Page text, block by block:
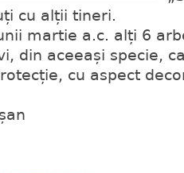
cu alții tineri.
martie a.c. alți 6
din aceeași specie,
cu aspect